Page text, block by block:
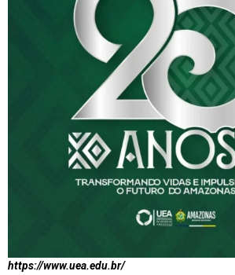
https://www.uea.edu.br/